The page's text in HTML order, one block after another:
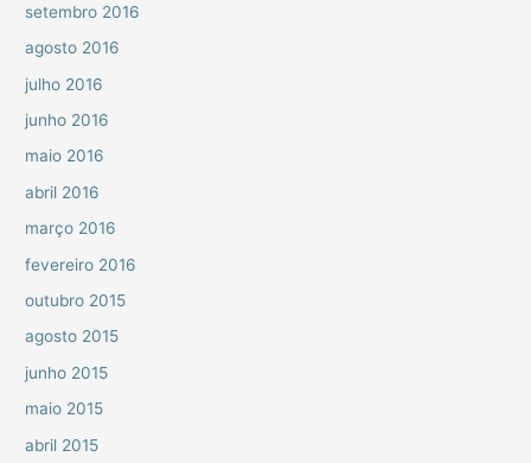
setembro 2016
agosto 2016
julho 2016
junho 2016
maio 2016
abril 2016
março 2016
fevereiro 2016
outubro 2015
agosto 2015
junho 2015
maio 2015
abril 2015